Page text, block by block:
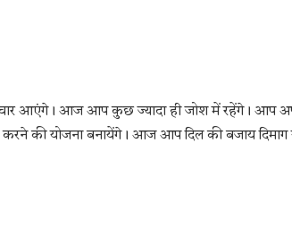
आएंगे। आज आप कुछ ज्यादा ही जोश में रहेंगे। आप
करने की योजना बनायेंगे। आज आप दिल की बजाय